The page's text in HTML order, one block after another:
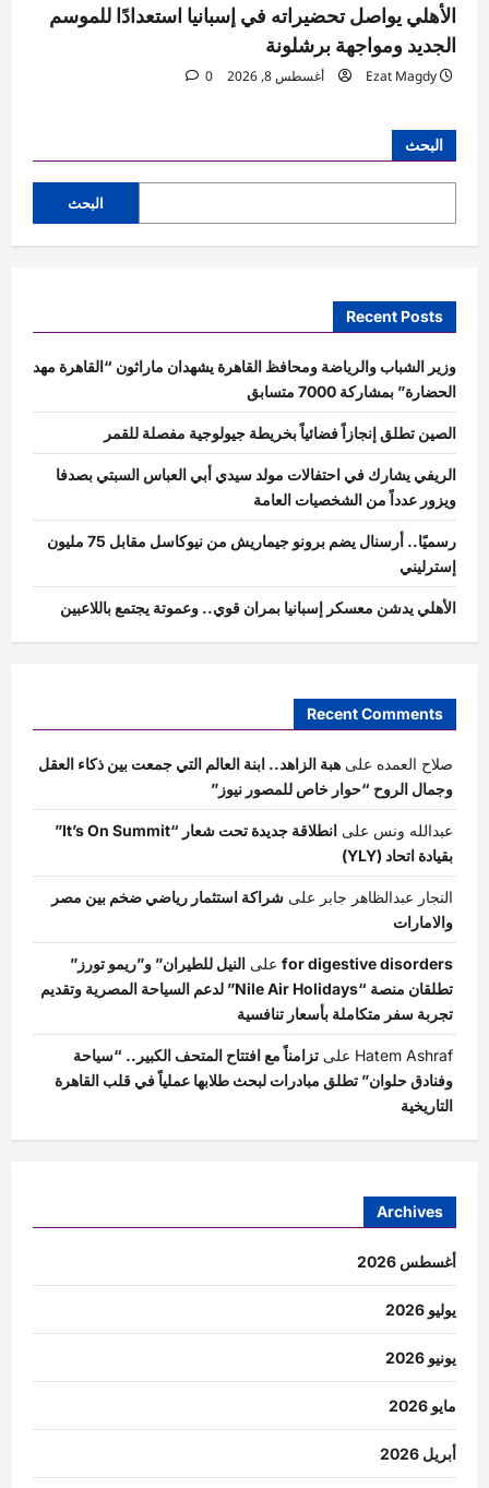
الأهلي يواصل تحضيراته في إسبانيا استعدادًا للموسم
الجديد ومواجهة برشلونة
Ezat Magdy أغسطس 8, 2026 0
البحث
البحث
Recent Posts
وزير الشباب والرياضة ومحافظ القاهرة يشهدان ماراثون “القاهرة مهد
الحضارة” بمشاركة 7000 متسابق
الصين تطلق إنجازاً فضائياً بخريطة جيولوجية مفصلة للقمر
الريفي يشارك في احتفالات مولد سيدي أبي العباس السبتي بصدفا
ويزور عدداً من الشخصيات العامة
رسميًا.. أرسنال يضم برونو جيماريش من نيوكاسل مقابل 75 مليون
إسترليني
الأهلي يدشن معسكر إسبانيا بمران قوي.. وعموتة يجتمع باللاعبين
Recent Comments
صلاح العمده على هبة الزاهد.. ابنة العالم التي جمعت بين ذكاء العقل
وجمال الروح “حوار خاص للمصور نيوز”
عبدالله ونس على
انطلاقة جديدة تحت شعار “It’s On Summit”
بقيادة اتحاد (YLY)
النجار عبدالظاهر جابر على شراكة استثمار رياضي ضخم بين مصر
والامارات
for digestive disorders على النيل للطيران” و”ريمو تورز”
تطلقان منصة “Nile Air Holidays” لدعم السياحة المصرية وتقديم
تجربة سفر متكاملة بأسعار تنافسية
Hatem Ashraf على تزامناً مع افتتاح المتحف الكبير.. “سياحة
وفنادق حلوان” تطلق مبادرات لبحث طلابها عملياً في قلب القاهرة
التاريخية
Archives
أغسطس 2026
يوليو 2026
يونيو 2026
مايو 2026
أبريل 2026